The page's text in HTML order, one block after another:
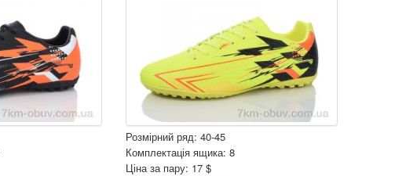
Розмірний ряд: 40-45
Комплектація ящика: 8
Ціна за пару: 17 $